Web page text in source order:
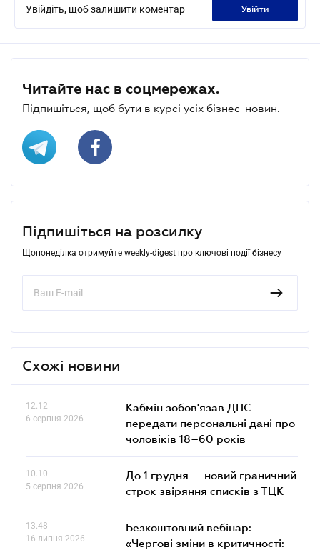
Увійдіть, щоб залишити коментар увійти
Читайте нас в соцмережах.
Підпишіться, щоб бути в курсі усіх бізнес-новин.
Підпишіться на розсилку
Щопонеділка отримуйте weekly-digest про ключові події бізнесу
Схожі новини
12.12
6 серпня 2026
Кабмін зобов'язав ДПС
передати персональні дані про
чоловіків 18–60 років
10.10
5 серпня 2026
До 1 грудня — новий граничний
строк звіряння списків з ТЦК
13.48
16 липня 2026
Безкоштовний вебінар:
«Чергові зміни в критичності: